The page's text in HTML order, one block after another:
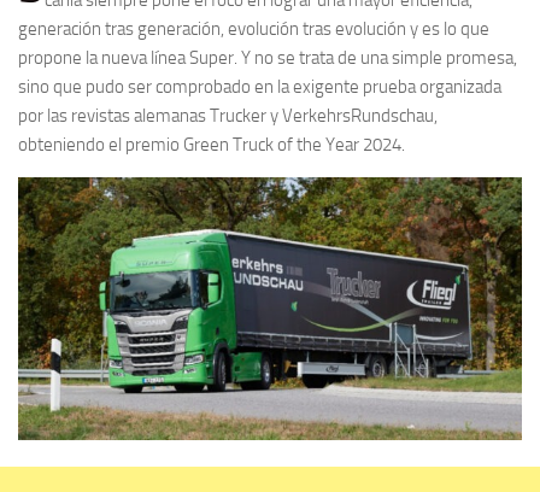
generación tras generación, evolución tras evolución y es lo que
propone la nueva línea Super. Y no se trata de una simple promesa,
sino que pudo ser comprobado en la exigente prueba organizada
por las revistas alemanas Trucker y VerkehrsRundschau,
obteniendo el premio Green Truck of the Year 2024.